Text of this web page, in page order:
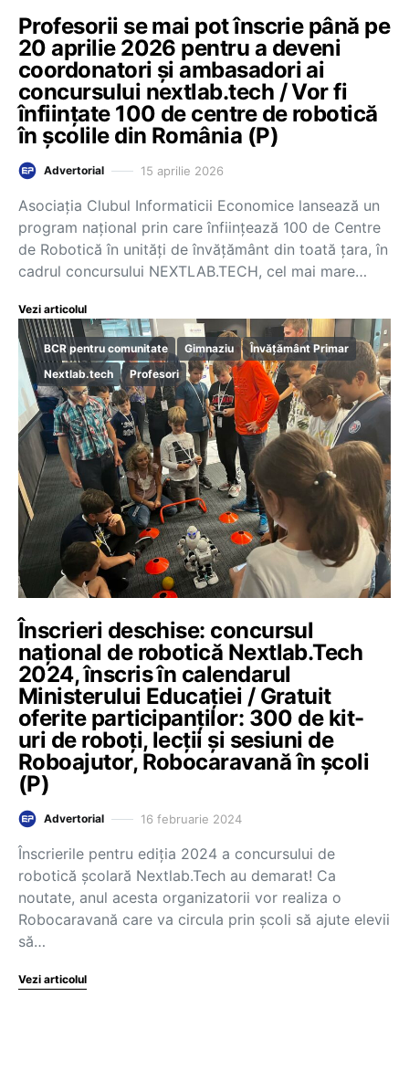
Profesorii se mai pot înscrie până pe
20 aprilie 2026 pentru a deveni
coordonatori și ambasadori ai
concursului nextlab.tech / Vor fi
înființate 100 de centre de robotică
în școlile din România (P)
Advertorial 15 aprilie 2026
Asociația Clubul Informaticii Economice lansează un
program național prin care înființează 100 de Centre
de Robotică în unități de învățământ din toată țara, în
cadrul concursului NEXTLAB.TECH, cel mai mare…
Vezi articolul
BCR pentru comunitate Gimnaziu
Învățământ Primar
Nextlab.tech
Profesori
Înscrieri deschise: concursul
național de robotică Nextlab.Tech
2024, înscris în calendarul
Ministerului Educației / Gratuit
oferite participanților: 300 de kit-
uri de roboţi, lecţii şi sesiuni de
Roboajutor, Robocaravană în școli
(P)
Advertorial 16 februarie 2024
Înscrierile pentru ediția 2024 a concursului de
robotică școlară Nextlab.Tech au demarat! Ca
noutate, anul acesta organizatorii vor realiza o
Robocaravană care va circula prin școli să ajute elevii
să…
Vezi articolul